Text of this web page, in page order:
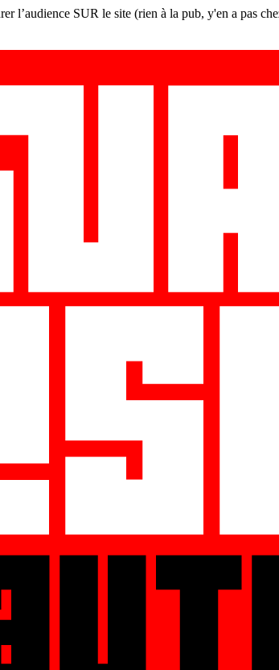
l’audience SUR le site (rien à la pub, y'en a pas